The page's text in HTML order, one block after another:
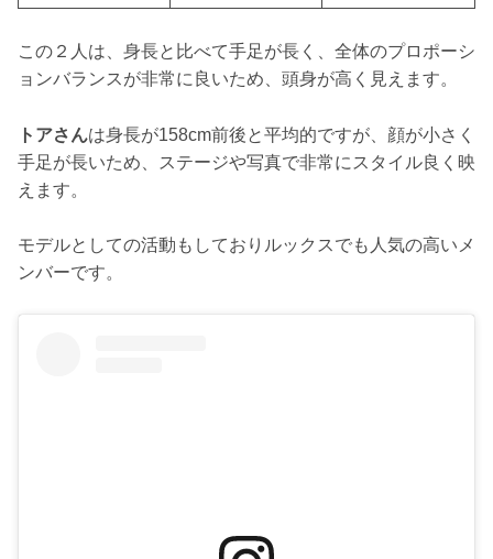
この２人は、身長と比べて手足が長く、全体のプロポーシ
ョンバランスが非常に良いため、頭身が高く見えます。
トアさんは身長が158cm前後と平均的ですが、顔が小さく
手足が長いため、ステージや写真で非常にスタイル良く映
えます。
モデルとしての活動もしておりルックスでも人気の高いメ
ンバーです。